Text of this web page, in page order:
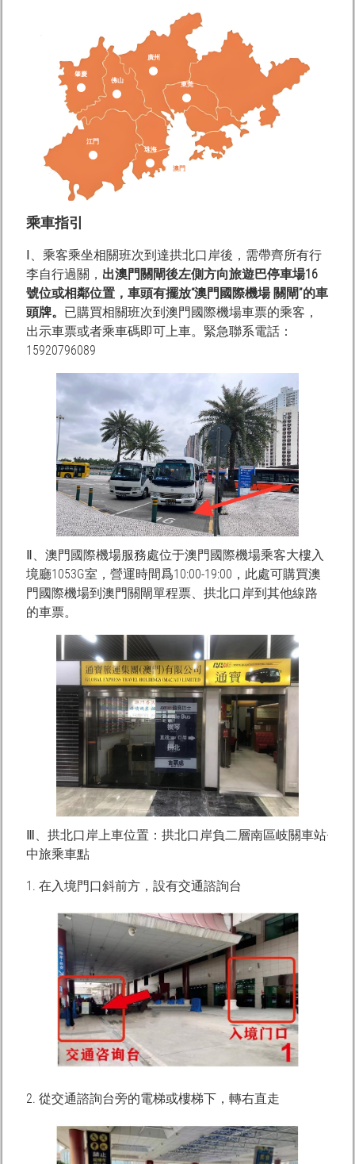
江門
廣州
佛山
東莞
肇慶
珠海
澳門
乘車指引
Ⅰ、乘客乘坐相關班次到達拱北口岸後，需帶齊所有行
李自行過關， 出澳門關閘後左側方向旅遊巴停車場16
號位或相鄰位置，車頭有擺放“澳門國際機場 關閘”的車
頭牌。 已購買相關班次到澳門國際機場車票的乘客，
出示車票或者乘車碼即可上車。緊急聯系電話：
15920796089
Ⅱ、澳門國際機場服務處位于澳門國際機場乘客大樓入
境廳1053G室，營運時間爲10:00-19:00，此處可購買澳
門國際機場到澳門關閘單程票、拱北口岸到其他線路
的車票。
Ⅲ、拱北口岸上車位置：拱北口岸負二層南區岐關車站‧
中旅乘車點
1. 在入境門口斜前方，設有交通諮詢台
2. 從交通諮詢台旁的電梯或樓梯下，轉右直走